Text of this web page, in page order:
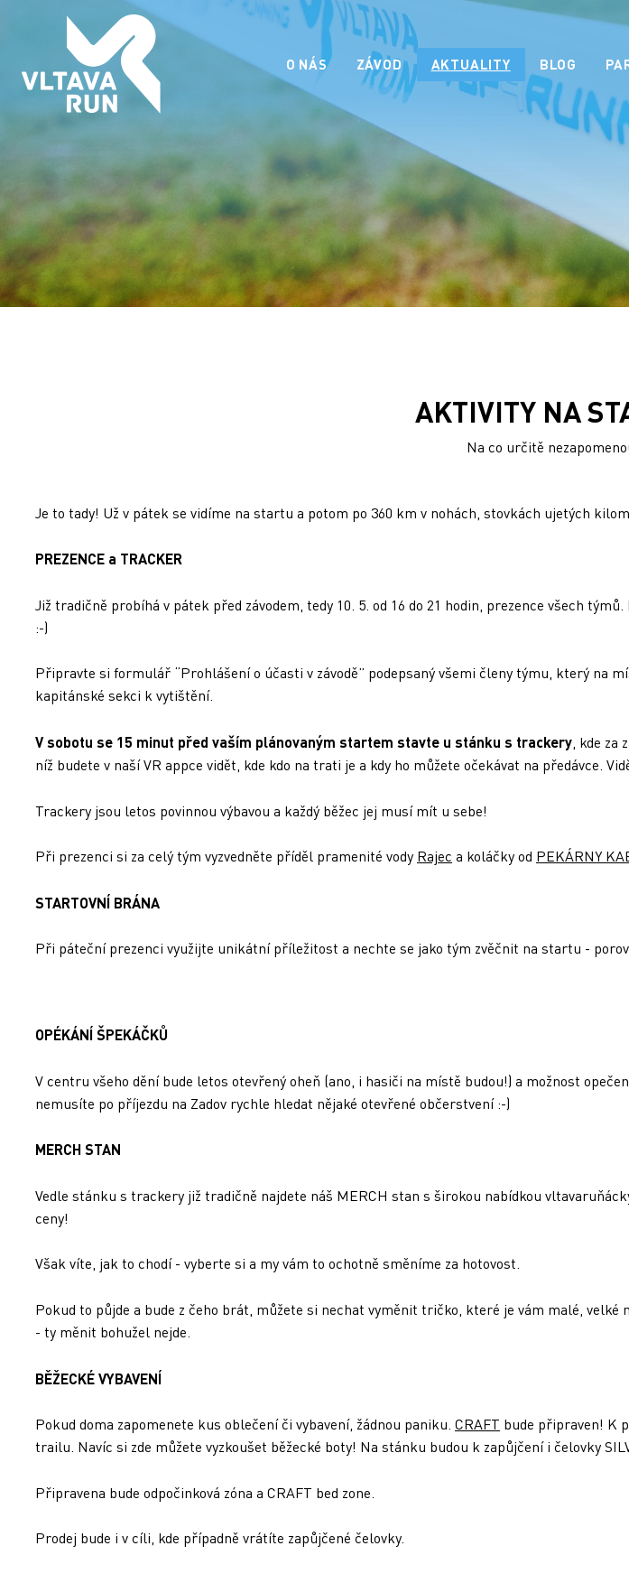
O NÁS ZÁVOD AKTUALITY BLOG
AKTIVITY NA
Na co určitě
Je to tady! Už v pátek se vidíme na startu a potom po 360 km v nohách, stovkách ujetých
PREZENCE a TRACKER
Již tradičně probíhá v pátek před závodem, tedy 10. 5. od 16 do 21 hodin, prezence všech
:-)
Připravte si formulář “Prohlášení o účasti v závodě” podepsaný všemi členy týmu, který na
kapitánské sekci k vytištění.
V sobotu se 15 minut před vaším plánovaným startem stavte u stánku s trackery , kde za
níž budete v naší VR appce vidět, kde kdo na trati je a kdy ho můžete očekávat na předávce.
Trackery jsou letos povinnou výbavou a každý běžec jej musí mít u sebe!
Při prezenci si za celý tým vyzvedněte příděl pramenité vody Rajec a koláčky od PEKÁRNY
STARTOVNÍ BRÁNA
Při páteční prezenci využijte unikátní příležitost a nechte se jako tým zvěčnit na startu -
OPÉKÁNÍ ŠPEKÁČKŮ
V centru všeho dění bude letos otevřený oheň (ano, i hasiči na místě budou!) a možnost
nemusíte po příjezdu na Zadov rychle hledat nějaké otevřené občerstvení :-)
MERCH STAN
Vedle stánku s trackery již tradičně najdete náš MERCH stan s širokou nabídkou
ceny!
Však víte, jak to chodí - vyberte si a my vám to ochotně směníme za hotovost.
Pokud to půjde a bude z čeho brát, můžete si nechat vyměnit tričko, které je vám malé,
- ty měnit bohužel nejde.
BĚŽECKÉ VYBAVENÍ
Pokud doma zapomenete kus oblečení či vybavení, žádnou paniku. CRAFT bude připraven! K
trailu. Navíc si zde můžete vyzkoušet běžecké boty! Na stánku budou k zapůjčení i čelovky
Připravena bude odpočinková zóna a CRAFT bed zone.
Prodej bude i v cíli, kde případně vrátíte zapůjčené čelovky.